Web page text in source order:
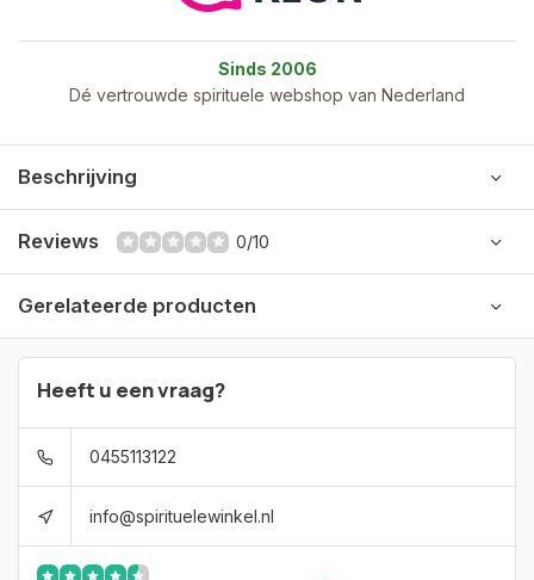
Sinds 2006
Dé vertrouwde spirituele webshop van Nederland
Beschrijving
Reviews 0/10
Gerelateerde producten
Heeft u een vraag?
0455113122
info@spirituelewinkel.nl